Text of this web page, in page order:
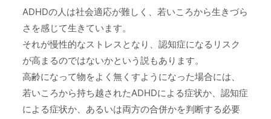
ADHDの人は社会適応が難しく、若いころから生きづら
さを感じて生きています。
それが慢性的なストレスとなり、認知症になるリスク
が高まるのではないかという説もあります。
高齢になって物をよく無くすようになった場合には、
若いころから持ち越されたADHDによる症状か、認知症
による症状か、あるいは両方の合併かを判断する必要